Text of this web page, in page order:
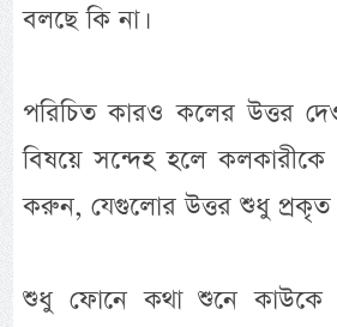
বলছে কি না।
পরিচিত কারও কলের উত্তর
বিষয়ে সন্দেহ হলে কলকারীকে
করুন, যেগুলোর উত্তর শুধু প্রকৃত
শুধু ফোনে কথা শুনে কাউকে